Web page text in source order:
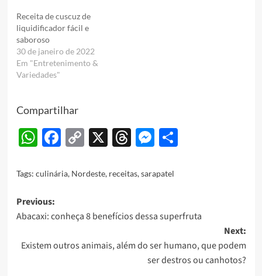
Receita de cuscuz de
liquidificador fácil e
saboroso
30 de janeiro de 2022
Em "Entretenimento &
Variedades"
Compartilhar
WhatsApp
Facebook
Copy
X Threads
Messenger
Share
Tags: culinária, Nordeste, receitas,sarapatel
Post
navigation
Previous:
Abacaxi: conheça 8 benefícios dessa superfruta
Next:
Existem outros animais, além do ser humano, que podem
ser destros ou canhotos?